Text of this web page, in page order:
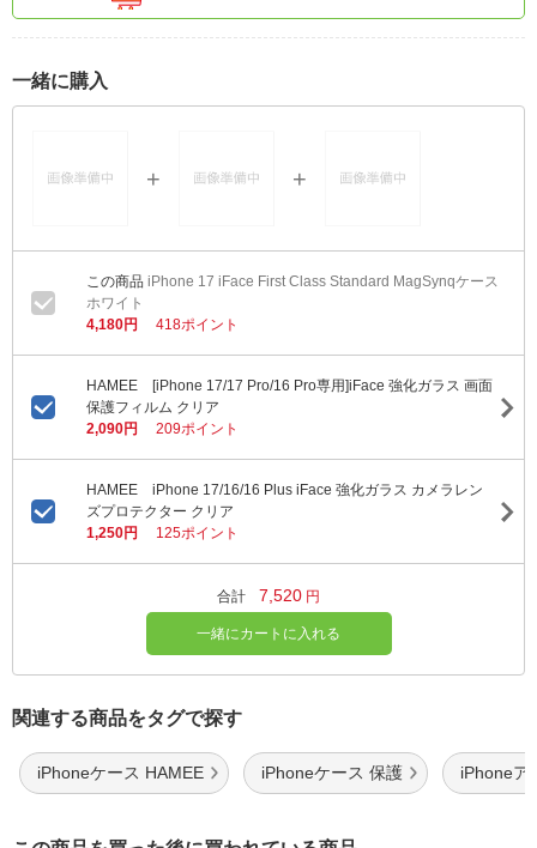
一緒に購入
iPhone 17 iFace First Class Standard MagSynqケース
ホワイト
4,180円
418ポイント
HAMEE [iPhone 17/17 Pro/16 Pro専用]iFace 強化ガラス 画面
保護フィルム クリア
2,090円
209ポイント
HAMEE iPhone 17/16/16 Plus iFace 強化ガラス カメラレン
ズプロテクター クリア
1,250円
125ポイント
合計 7,520 円
一緒にカートに入れる
関連する商品をタグで探す
iPhoneケース HAMEE iPhoneケース 保護 iPhoneア